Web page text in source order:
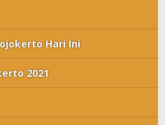
Hari Ini
2021